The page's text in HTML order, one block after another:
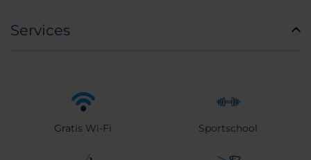
Services
Gratis Wi-Fi Sportschool